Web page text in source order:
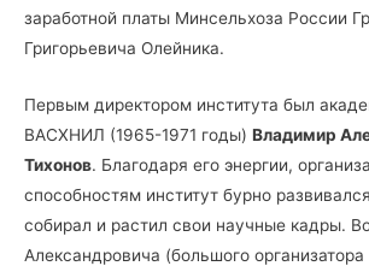
заработной платы Минсельхоза России
Григорьевича Олейника.
Первым директором института был
ВАСХНИЛ (1965-1971 годы) Владимир
Тихонов. Благодаря его энергии,
способностям институт бурно
собирал и растил свои научные кадры.
Александровича (большого организатора